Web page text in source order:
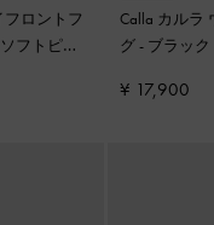
フロントフ
ソフトピン
Calla カルラ
グ- ブラック
¥ 17,900